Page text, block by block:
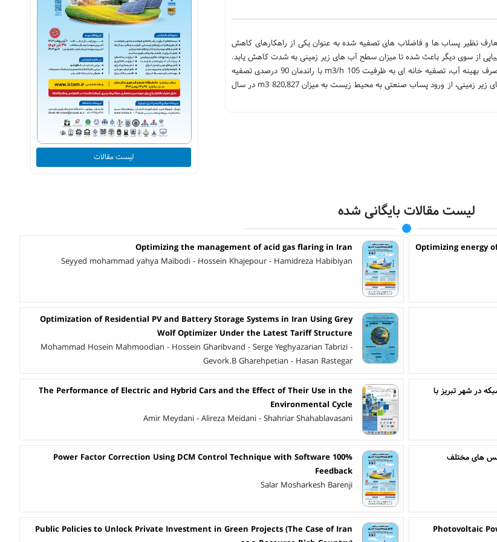
نظیر پساب ها و فاضلاب های تصفیه شده به عنوان یکی از راهکارهای کاهش
از سوی دیگر باعث شده تا میزان سطح آب های زیر زمینی به شدت کاهش یابد.
در این راستا در مجتمع فولاد بردسیر به منظور کاهش استحصال آب های زیر زمینی و مصرف بهینه آب، تصفیه خانه ای به ظرفیت m3/h 105 با راندمان 90 درصدی تصفیه
پساب حاصله احداث گردیده است تا با این اقدام علاوه بر کاهش برداشت آب از سفره های زیر زمینی، از ورود پساب صنعتی به محیط زیست به میزان m3 820,827 در سال
لیست مقالات
لیست مقالات بایگانی شده
Optimizing energy
Optimizing the management of acid gas flaring in Iran
Seyyed mohammad yahya Maibodi - Hossein Khajepour - Hamidreza Habibiyan
Optimization of Residential PV and Battery Storage Systems in Iran Using Grey
Wolf Optimizer Under the Latest Tariff Structure
Mohammad Hosein Mahmoodian - Hossein Gharibvand - Serge Yeghyazarian Tabrizi -
Gevork.B Gharehpetian - Hasan Rastegar
100 کیلوواتی متصل به شبکه در شهر تبریز با
The Performance of Electric and Hybrid Cars and the Effect of Their Use in the
Environmental Cycle
Amir Meydani - Alireza Meidani - Shahriar Shahablavasani
های مختلف
100% Power Factor Correction Using DCM Control Technique with Software
Feedback
Salar Mosharkesh Barenji
Photovoltaic
Public Policies to Unlock Private Investment in Green Projects (The Case of Iran